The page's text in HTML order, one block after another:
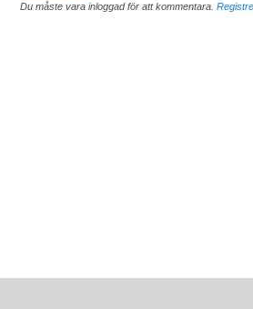
Du måste vara inloggad för att kommentara.